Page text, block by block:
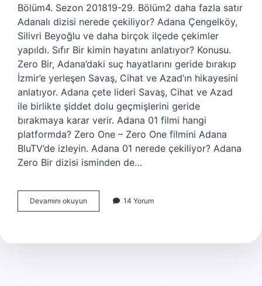
Bölüm4. Sezon 201819-29. Bölüm2 daha fazla satır
Adanalı dizisi nerede çekiliyor? Adana Çengelköy,
Silivri Beyoğlu ve daha birçok ilçede çekimler
yapıldı. Sıfır Bir kimin hayatını anlatıyor? Konusu.
Zero Bir, Adana’daki suç hayatlarını geride bırakıp
İzmir’e yerleşen Savaş, Cihat ve Azad’ın hikayesini
anlatıyor. Adana çete lideri Savaş, Cihat ve Azad
ile birlikte şiddet dolu geçmişlerini geride
bırakmaya karar verir. Adana 01 filmi hangi
platformda? Zero One – Zero One filmini Adana
BluTV’de izleyin. Adana 01 nerede çekiliyor? Adana
Zero Bir dizisi isminden de…
Devamını okuyun
Adana
Çekiliyor
14 Yorum